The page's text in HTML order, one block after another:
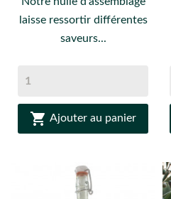
laisse ressortir différentes
saveurs...
 Ajouter au panier